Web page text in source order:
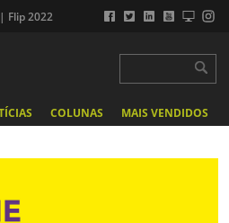
Flip 2022
COLUNAS MAIS VENDIDOS